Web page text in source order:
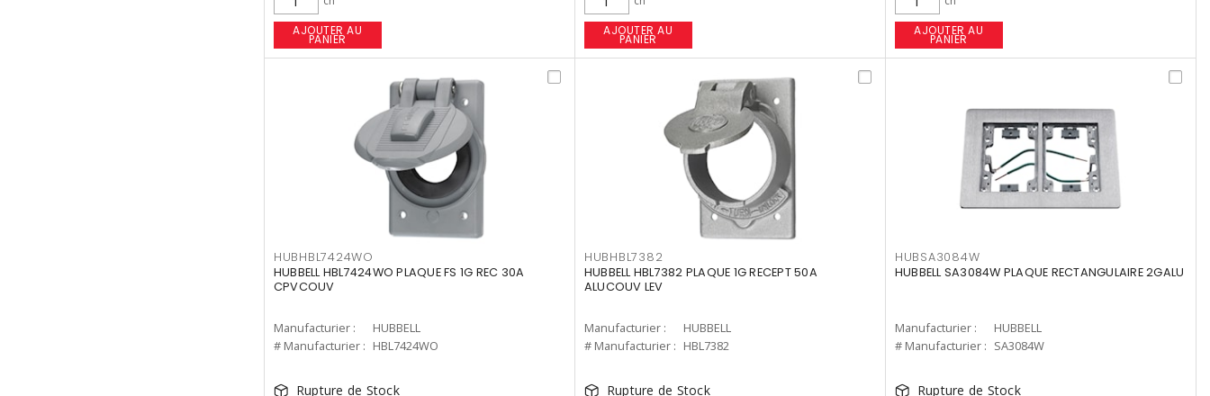
AJOUTER AU
PANIER
AJOUTER AU
PANIER
AJOUTER AU
PANIER
HUBHBL7424WO
HUBBELL HBL7424WO PLAQUE FS 1G REC 30A
CPVCOUV
Manufacturier :
HUBBELL
# Manufacturier : HBL7424WO
Rupture de Stock
HUBHBL7382
HUBBELL HBL7382 PLAQUE 1G RECEPT 50A
ALUCOUV LEV
Manufacturier :
HUBBELL
# Manufacturier : HBL7382
Rupture de Stock
HUBSA3084W
HUBBELL SA3084W PLAQUE RECTANGULAIRE 2GALU
Manufacturier :
HUBBELL
# Manufacturier : SA3084W
Rupture de Stock